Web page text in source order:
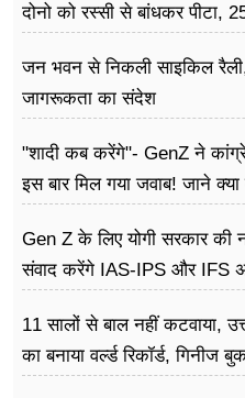
दोनो को रस्सी से बांधकर पीटा,
जन भवन से निकली साइकिल
जागरूकता का संदेश
"शादी कब करेंगे"- GenZ ने
इस बार मिल गया जवाब! जाने क्या
Gen Z के लिए योगी सरकार की
संवाद करेंगे IAS-IPS और IFS
11 सालों से बाल नहीं कटवाया,
का बनाया वर्ल्ड रिकॉर्ड, गिनीज